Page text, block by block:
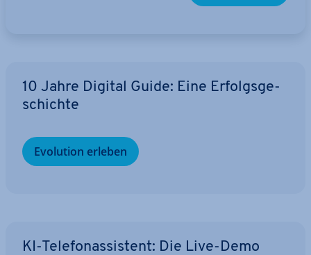
10 Jahre Digital Guide: Eine Er­folgs­ge­
schich­te
Evolution erleben
KI-Te­le­fon­as­sis­tent: Die Live-Demo